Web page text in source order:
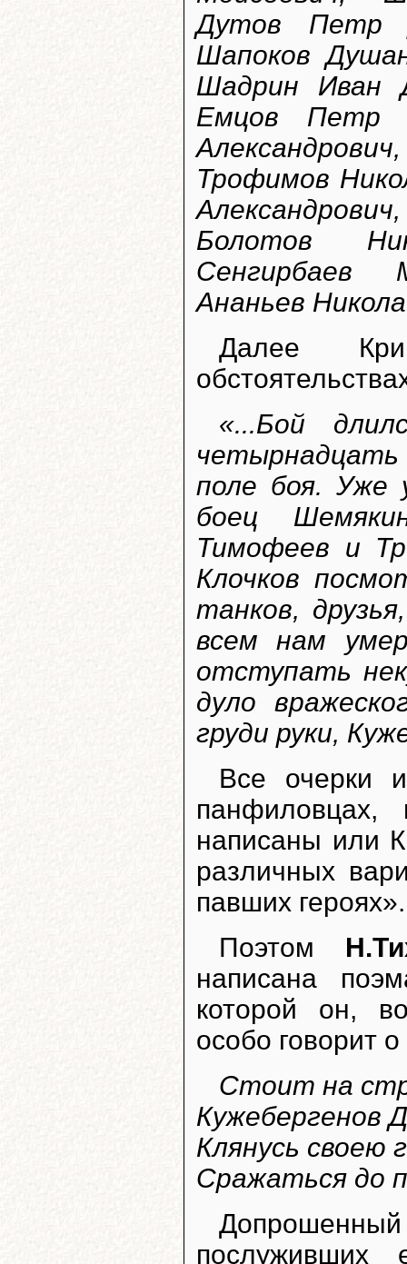
Дутов Петр
Шапоков
Шадрин Иван
Емцов Петр
Трофимов
Болотов
Сенгирбаев
Ананьев
Далее
«...Бой
поле боя. Уже
боец
Тимофеев и
Клочков
танков,
всем нам
отступать
дуло
груди руки,
Все очерки
панфиловцах,
написаны или
различных
павших героях».
Поэтом
написана
которой он,
особо говорит о
Стоит на
Кужебергенов
Клянусь своею
Сражаться до